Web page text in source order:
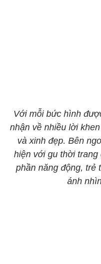
Với mỗi bức hình
nhận về nhiều lời
và xinh đẹp. Bên
hiện với gu thời
phần năng động, trẻ
ánh